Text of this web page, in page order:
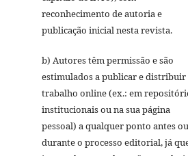
reconhecimento de autoria e
publicação inicial nesta revista.
b) Autores têm permissão e são
estimulados a publicar e distribuir
trabalho online (ex.: em
institucionais ou na sua página
pessoal) a qualquer ponto antes ou
durante o processo editorial, já